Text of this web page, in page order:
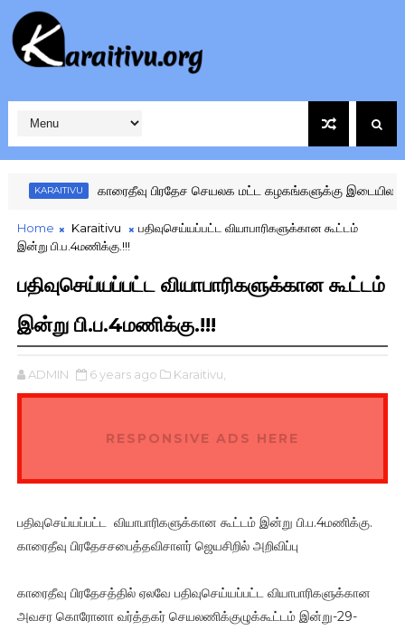
KARAITIVU காரைதீவு பிரதேச செயலக மட்ட கழகங்களுக்கு இடையிலான
Home Karaitivu
பதிவுசெய்யப்பட்ட வியாபாரிகளுக்கான கூட்டம்
இன்று பி.ப.4மணிக்கு.!!!
பதிவுசெய்யப்பட்ட வியாபாரிகளுக்கான கூட்டம்
இன்று பி.ப.4மணிக்கு.!!!
ADMIN 6 years ago Karaitivu,
RESPONSIVE ADS HERE
பதிவுசெய்யப்பட்ட வியாபாரிகளுக்கான கூட்டம் இன்று பி.ப.4மணிக்கு.
காரைதீவு பிரதேசசபைத்தவிசாளர் ஜெயசிறில் அறிவிப்பு
காரைதீவு பிரதேசத்தில் ஏலவே பதிவுசெய்யப்பட்ட வியாபாரிகளுக்கான
அவசர கொரோனா வர்த்தகர் செயலணிக்குழுக்கூட்டம் இன்று-29-